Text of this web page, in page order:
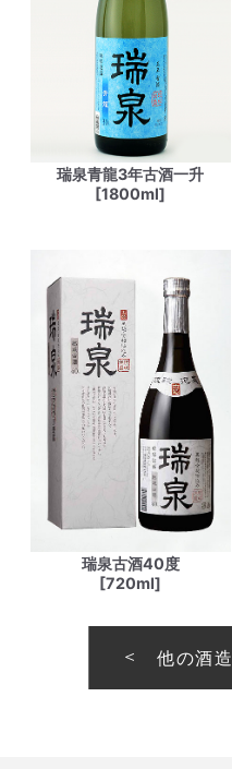
瑞泉青龍3年古酒一升
[1800ml]
瑞泉古酒40度
[720ml]
他の酒